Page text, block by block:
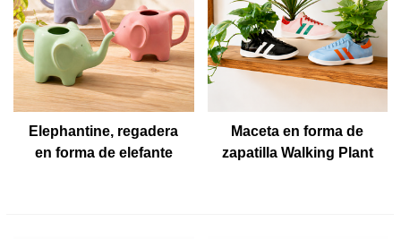
Elephantine, regadera
en forma de elefante
Maceta en forma de
zapatilla Walking Plant